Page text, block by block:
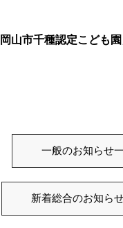
岡山市千種認定こども園
一般のお知らせ
新着総合のお知ら